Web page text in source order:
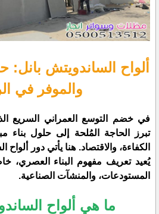
ألواح الساندويتش بانل:
والموفر في
​في خضم التوسع العمراني السريع
تبرز الحاجة المُلحة إلى حلول بناء
الكفاءة، والاقتصاد. هنا يأتي دور
ألواح
يُعيد تعريف مفهوم البناء العصري،
المستودعات، والمنشآت الصناعية.
ما هي ألواح